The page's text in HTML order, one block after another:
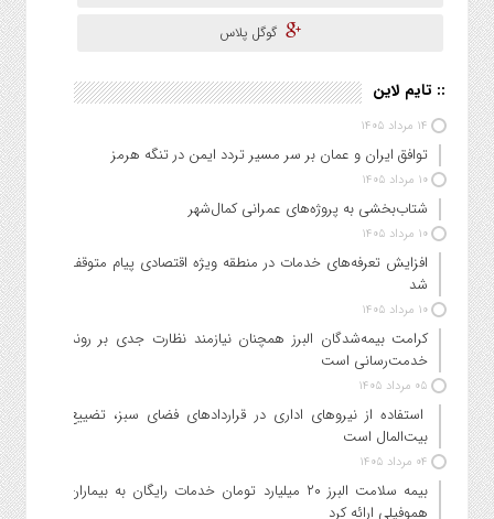
گوگل پلاس
:: تایم لاین
۱۴ مرداد ۱۴۰۵
توافق ایران و عمان بر سر مسیر تردد ایمن در تنگه هرمز
۱۰ مرداد ۱۴۰۵
شتاب‌بخشی به پروژه‌های عمرانی کمال‌شهر
۱۰ مرداد ۱۴۰۵
افزایش تعرفه‌های خدمات در منطقه ویژه اقتصادی پیام متوقف
شد
۱۰ مرداد ۱۴۰۵
کرامت بیمه‌شدگان البرز همچنان نیازمند نظارت جدی بر روند
خدمت‌رسانی است
۰۵ مرداد ۱۴۰۵
استفاده از نیروهای اداری در قراردادهای فضای سبز، تضییع
بیت‌المال است
۰۴ مرداد ۱۴۰۵
بیمه سلامت البرز ۲۰ میلیارد تومان خدمات رایگان به بیماران
هموفیلی ارائه کرد